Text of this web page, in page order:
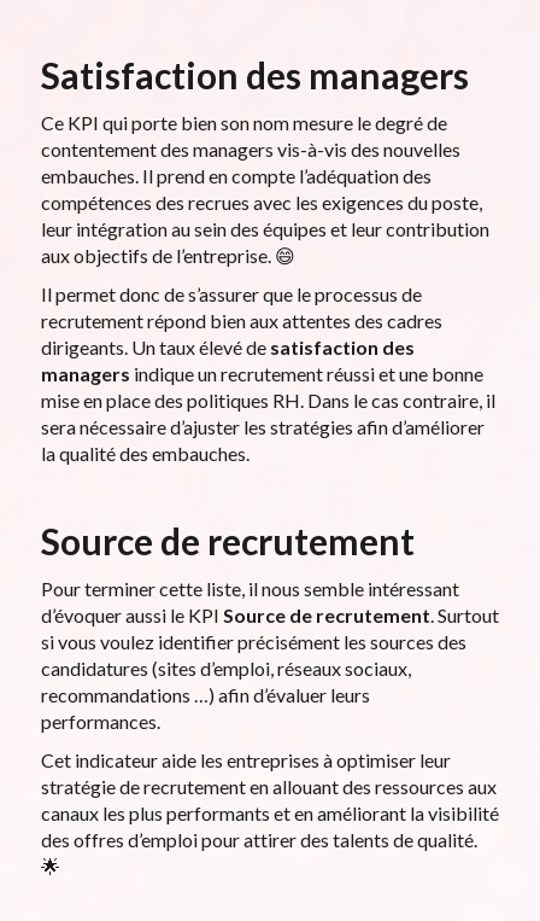
Satisfaction des managers
Ce KPI qui porte bien son nom mesure le degré de
contentement des managers vis-à-vis des nouvelles
embauches. Il prend en compte l’adéquation des
compétences des recrues avec les exigences du poste,
leur intégration au sein des équipes et leur contribution
aux objectifs de l’entreprise. 😄
Il permet donc de s’assurer que le processus de
recrutement répond bien aux attentes des cadres
dirigeants. Un taux élevé de satisfaction des
managers indique un recrutement réussi et une bonne
mise en place des politiques RH. Dans le cas contraire, il
sera nécessaire d’ajuster les stratégies afin d’améliorer
la qualité des embauches.
Source de recrutement
Pour terminer cette liste, il nous semble intéressant
d’évoquer aussi le KPI Source de recrutement . Surtout
si vous voulez identifier précisément les sources des
candidatures (sites d’emploi, réseaux sociaux,
recommandations …) afin d’évaluer leurs
performances.
Cet indicateur aide les entreprises à optimiser leur
stratégie de recrutement en allouant des ressources aux
canaux les plus performants et en améliorant la visibilité
des offres d’emploi pour attirer des talents de qualité.
🌟